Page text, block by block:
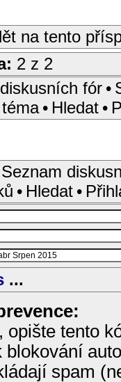
na tento
2 z 2
fór •
• Hledat •
Seznam
• Hledat •
...
opište tento
blokování
spam